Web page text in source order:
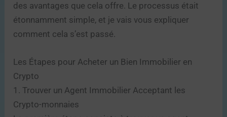
des avantages que cela offre. Le processus était
étonnamment simple, et je vais vous expliquer
comment cela s’est passé.
Les Étapes pour Acheter un Bien Immobilier en
Crypto
1. Trouver un Agent Immobilier Acceptant les
Crypto-monnaies